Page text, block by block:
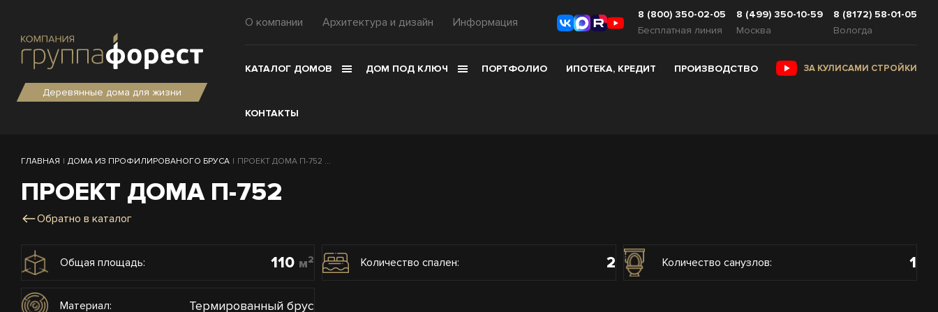
Деревянные дома для жизни
О компании Архитектура и дизайн Информация
8 (800) 350-02-05
Бесплатная линия
8 (499) 350-10-59
Москва
8 (8172) 58-01-05
Вологда
КАТАЛОГ ДОМОВ ДОМ ПОД КЛЮЧ ПОРТФОЛИО ИПОТЕКА, КРЕДИТ ПРОИЗВОДСТВО ЗА КУЛИСАМИ СТРОЙКИ
КОНТАКТЫ
ГЛАВНАЯ | ДОМА ИЗ ПРОФИЛИРОВАНОГО БРУСА | ПРОЕКТ ДОМА П-752 ...
ПРОЕКТ ДОМА П-752
Обратно в каталог
Общая площадь: 110 м2 Количество спален: 2 Количество санузлов: 1
Материал: Термированный брус